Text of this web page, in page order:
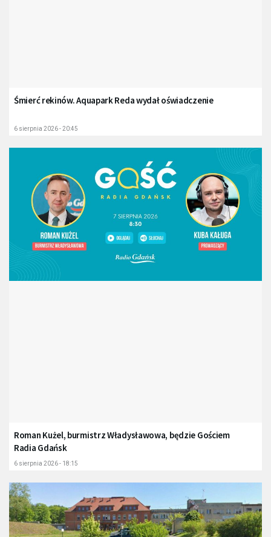
Śmierć rekinów. Aquapark Reda wydał oświadczenie
6 sierpnia 2026 - 20:45
Roman Kużel, burmistrz Władysławowa, będzie Gościem
Radia Gdańsk
6 sierpnia 2026 - 18:15